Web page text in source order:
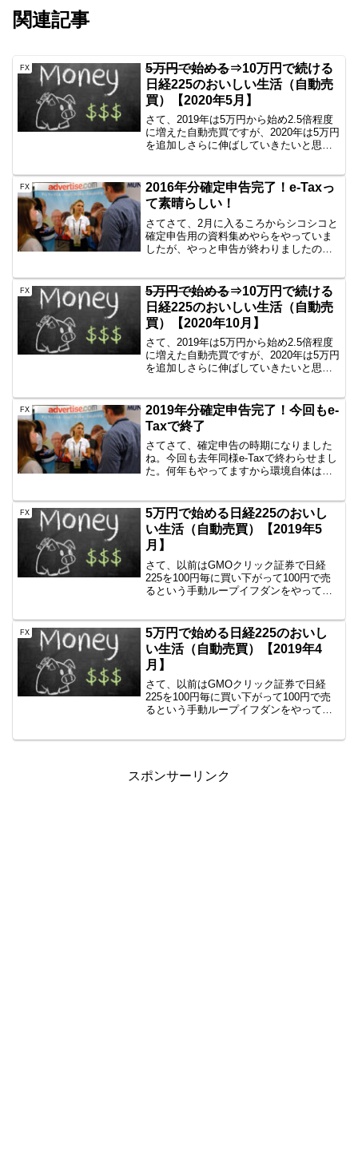
関連記事
FX 5万円で始める⇒10万円で続ける
日経225のおいしい生活（自動売
買）【2020年5月】
さて、2019年は5万円から始め2.5倍程度
に増えた自動売買ですが、2020年は5万円
を追加しさらに伸ばしていきたいと思い
んかで日経225買えるわけないでしょ？
頭...
FX
2016年分確定申告完了！e-Taxっ
て素晴らしい！
さてさて、2月に入るころからシコシコと
確定申告用の資料集めやらをやっていま
したが、やっと申告が終わりましたの
で出向いて渡してきたのですが、あっさ
りすぎてビビりました...
FX 5万円で始める⇒10万円で続ける
日経225のおいしい生活（自動売
買）【2020年10月】
さて、2019年は5万円から始め2.5倍程度
に増えた自動売買ですが、2020年は5万円
を追加しさらに伸ばしていきたいと思い
んかで日経225買えるわけないでしょ？
頭...
FX
2019年分確定申告完了！今回もe-
Taxで終了
さてさて、確定申告の時期になりました
ね。今回も去年同様e-Taxで終わらせまし
た。何年もやってますから環境自体は余
使って行いました。私は、NTTComの
ACR3...
FX
5万円で始める日経225のおいし
い生活（自動売買）【2019年5
月】
さて、以前はGMOクリック証券で日経
225を100円毎に買い下がって100円で売
るという手動ループイフダンをやってい
で2019年1月より自動売買を始めました。
資金はな...
FX
5万円で始める日経225のおいし
い生活（自動売買）【2019年4
月】
さて、以前はGMOクリック証券で日経
225を100円毎に買い下がって100円で売
るという手動ループイフダンをやってい
スポンサーリンク